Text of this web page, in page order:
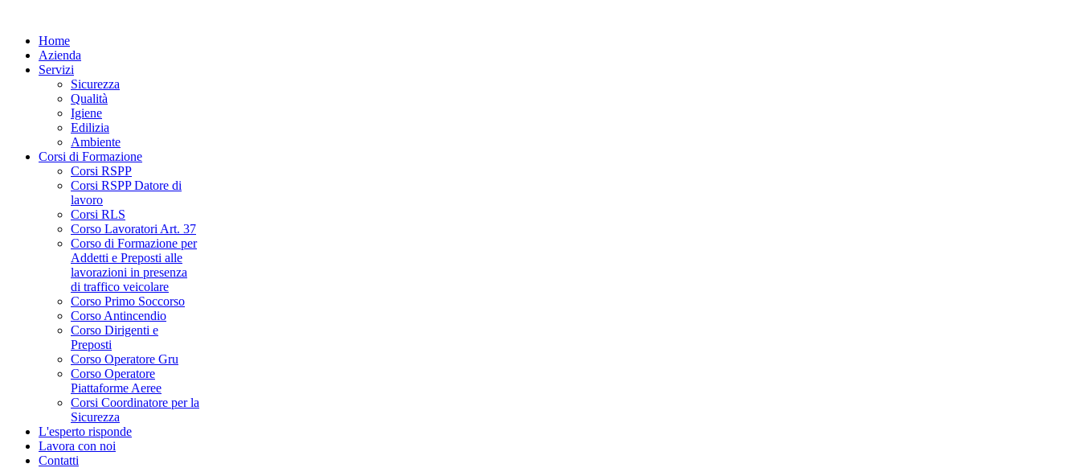
Home
Azienda
Servizi
Sicurezza
Qualità
Igiene
Edilizia
Ambiente
Corsi di Formazione
Corsi RSPP
Corsi RSPP Datore di
lavoro
Corsi RLS
Corso Lavoratori Art. 37
Corso di Formazione per
Addetti e Preposti alle
lavorazioni in presenza
di traffico veicolare
Corso Primo Soccorso
Corso Antincendio
Corso Dirigenti e
Preposti
Corso Operatore Gru
Corso Operatore
Piattaforme Aeree
Corsi Coordinatore per la
Sicurezza
L'esperto risponde
Lavora con noi
Contatti